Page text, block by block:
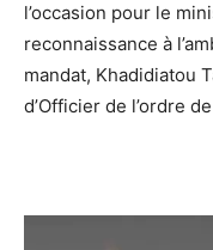
l’occasion pour le
reconnaissance à
mandat, Khadidiatou
d’Officier de l’ordre